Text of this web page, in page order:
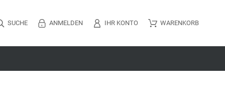
ANMELDEN IHR KONTO WARENKORB
SUCHE